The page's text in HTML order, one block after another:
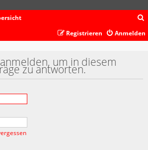
c
Anmelden
Registrieren
um in diesem
zu antworten.